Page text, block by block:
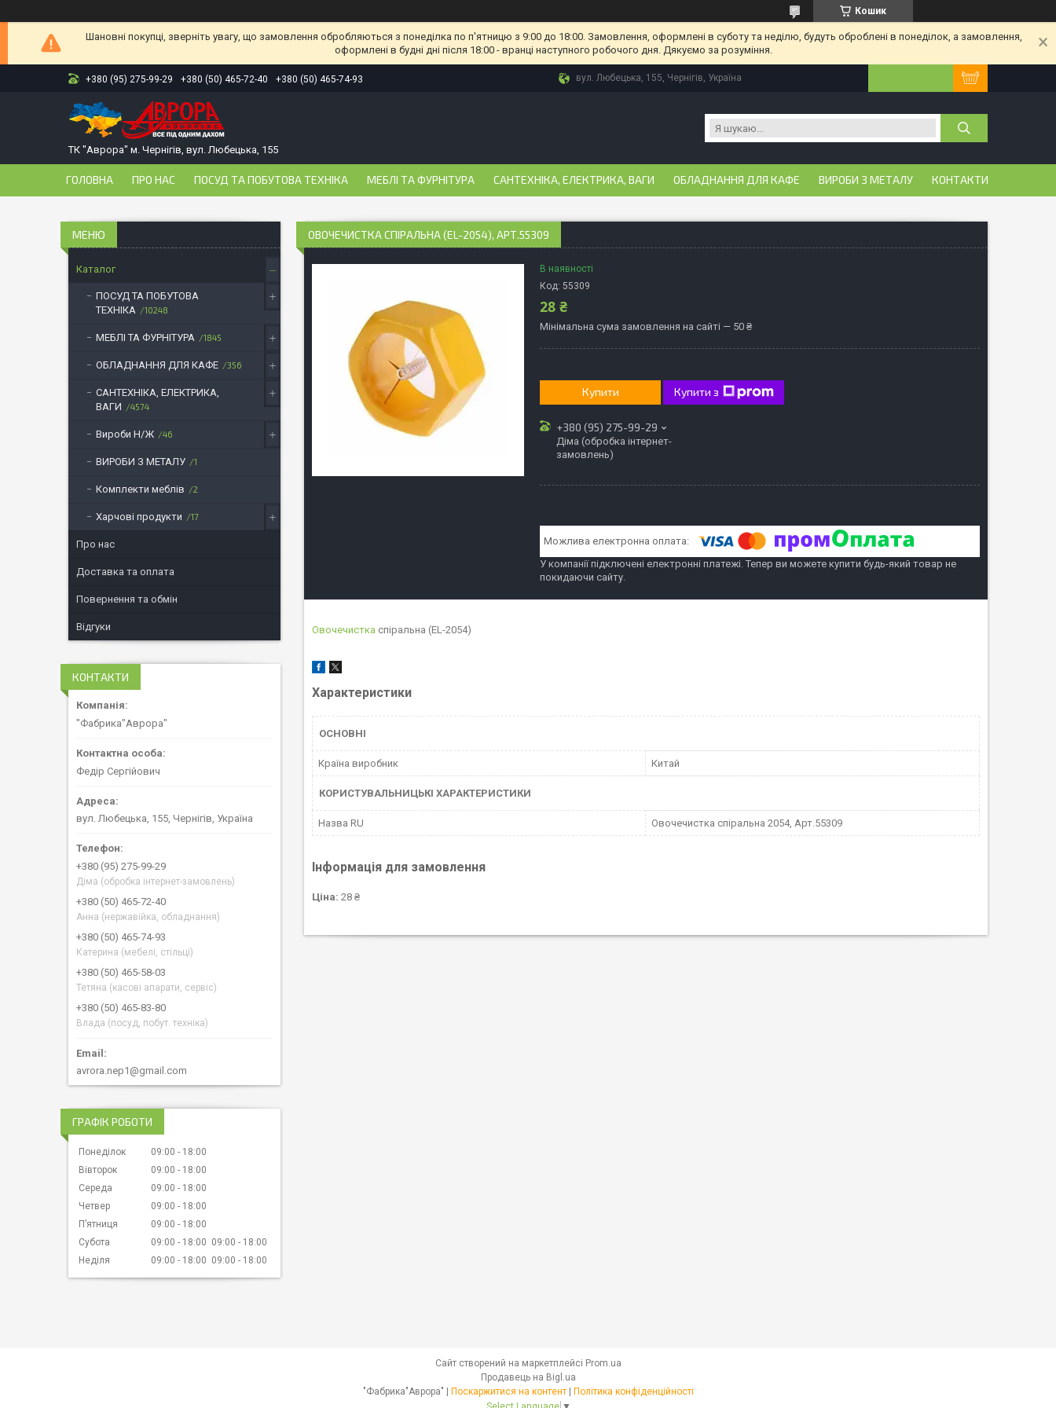
Кошик
Шановні покупці, зверніть увагу, що замовлення обробляються з понеділка по п'ятницю з 9:00 до 18:00. Замовлення, оформлені в суботу та неділю, будуть оброблені в понеділок, а замовлення,
оформлені в будні дні після 18:00 - вранці наступного робочого дня. Дякуємо за розуміння.
+380 (95) 275-99-29 +380 (50) 465-72-40 +380 (50) 465-74-93 вул. Любецька, 155, Чернігів, Україна
ТК "Аврора" м. Чернігів, вул. Любецька, 155
ГОЛОВНА ПРО НАС ПОСУД ТА ПОБУТОВА ТЕХНІКА МЕБЛІ ТА ФУРНІТУРА САНТЕХНІКА, ЕЛЕКТРИКА, ВАГИ ОБЛАДНАННЯ ДЛЯ КАФЕ ВИРОБИ З МЕТАЛУ КОНТАКТИ
ОВОЧЕЧИСТКА СПІРАЛЬНА (EL-2054), АРТ.55309
В наявності
Код: 55309
28 ₴
Мінімальна сума замовлення на сайті — 50 ₴
Купити Купити з
+380 (95) 275-99-29
Діма (обробка інтернет-
замовлень)
У компанії підключені електронні платежі. Тепер ви можете купити будь-який товар не
покидаючи сайту.
Овочечистка спіральна (EL-2054)
Характеристики
ОСНОВНІ
Країна виробник Китай
КОРИСТУВАЛЬНИЦЬКІ ХАРАКТЕРИСТИКИ
Назва RU Овочечистка спіральна 2054, Арт.55309
Інформація для замовлення
Ціна: 28 ₴
Каталог
ПОСУД ТА ПОБУТОВА
ТЕХНІКА
10248
МЕБЛІ ТА ФУРНІТУРА 1845
ОБЛАДНАННЯ ДЛЯ КАФЕ 356
САНТЕХНІКА, ЕЛЕКТРИКА,
ВАГИ
4574
Вироби Н/Ж 46
ВИРОБИ З МЕТАЛУ 1
Комплекти меблів 2
Харчові продукти 17
Про нас
Доставка та оплата
Повернення та обмін
Відгуки
КОНТАКТИ
"Фабрика"Аврора"
Федір Сергійович
вул. Любецька, 155, Чернігів, Україна
+380 (95) 275-99-29
Діма (обробка інтернет-замовлень)
+380 (50) 465-72-40
Анна (нержавійка, обладнання)
+380 (50) 465-74-93
Катерина (мебелі, стільці)
+380 (50) 465-58-03
Тетяна (касові апарати, сервіс)
+380 (50) 465-83-80
Влада (посуд, побут. техніка)
avrora.nep1@gmail.com
ГРАФІК РОБОТИ
Понеділок 09:00
18:00
Вівторок
09:00
18:00
Середа
09:00
18:00
Четвер
09:00
18:00
Пʼятниця
09:00
18:00
Субота
09:00 18:00 09:00
18:00
Неділя
09:00 18:00 09:00 18:00
Сайт створений на маркетплейсі Prom.ua
Продавець на Bigl.ua
Поскаржитися на контент
Політика конфіденційності